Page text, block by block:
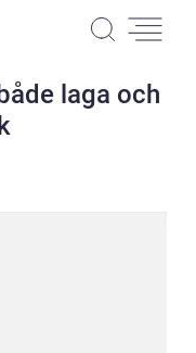
laga och